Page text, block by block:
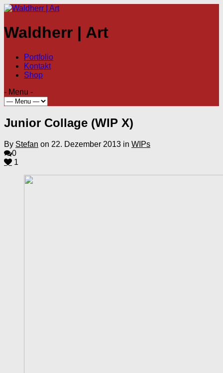
Waldherr | Art
Portfolio
Kontakt
Shop
- Menu -
Junior Collage (WIP X)
By Stefan on 22. Dezember 2013 in WIPs
0
1